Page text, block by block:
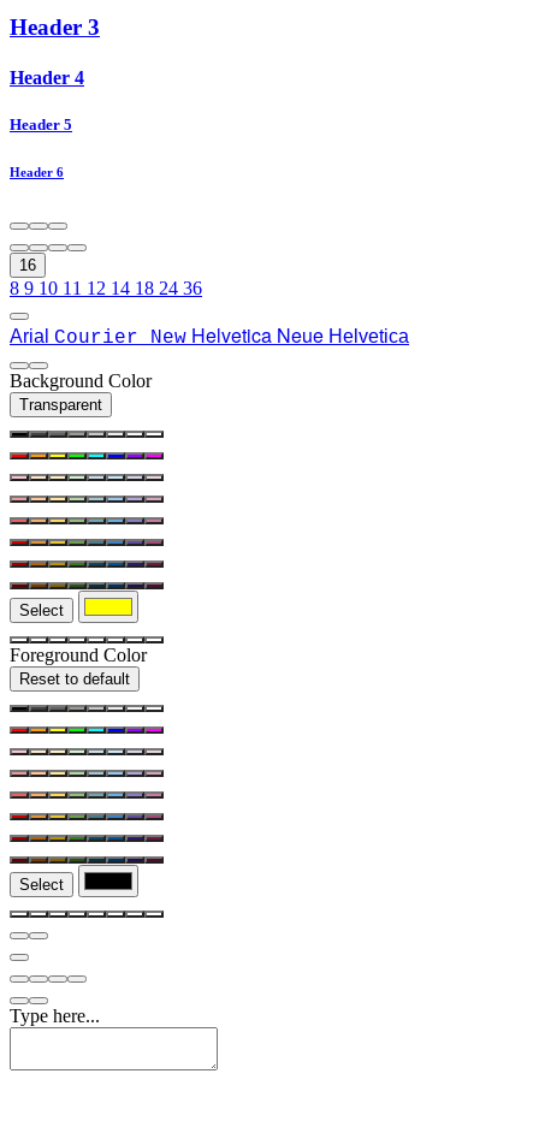
Header 3
Header 4
Header 5
Header 6
16
8 9 10 11 12 14 18 24 36
Arial Courier New Helvetica Neue Helvetica
Background Color
Transparent
Select
Foreground Color
Reset to default
Select
Type here...